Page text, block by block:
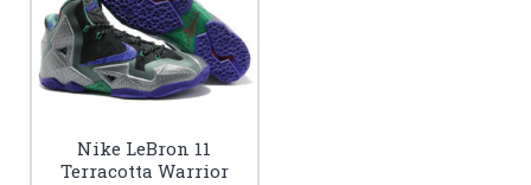
Nike LeBron 11
Terracotta Warrior